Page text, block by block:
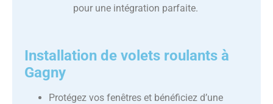
pour une intégration parfaite.
Installation de volets roulants à
Gagny
Protégez vos fenêtres et bénéficiez d’une